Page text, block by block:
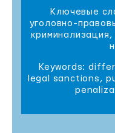
Ключевые
уголовно-
Keywords:
legal sanctions,